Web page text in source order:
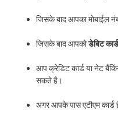
जिसके बाद आपका मोबाईल
जिसके बाद आपकोडेबिट कार्ड
आप क्रेडिट कार्ड या नेट
सकते है।
अगर आपके पास एटीएम